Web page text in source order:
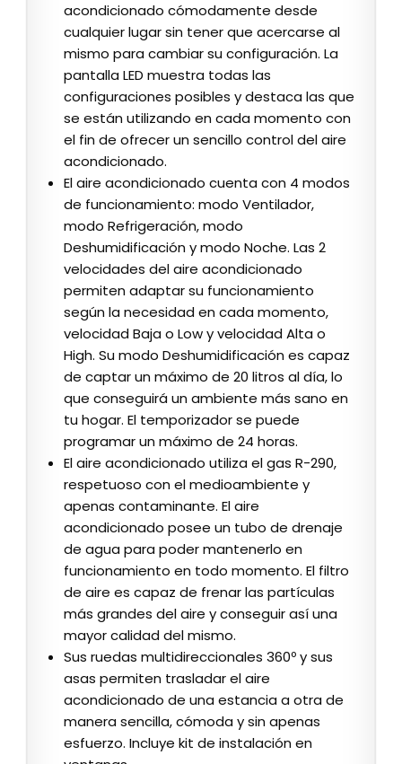
acondicionado cómodamente desde
cualquier lugar sin tener que acercarse al
mismo para cambiar su configuración. La
pantalla LED muestra todas las
configuraciones posibles y destaca las que
se están utilizando en cada momento con
el fin de ofrecer un sencillo control del aire
acondicionado.
El aire acondicionado cuenta con 4 modos
de funcionamiento: modo Ventilador,
modo Refrigeración, modo
Deshumidificación y modo Noche. Las 2
velocidades del aire acondicionado
permiten adaptar su funcionamiento
según la necesidad en cada momento,
velocidad Baja o Low y velocidad Alta o
High. Su modo Deshumidificación es capaz
de captar un máximo de 20 litros al día, lo
que conseguirá un ambiente más sano en
tu hogar. El temporizador se puede
programar un máximo de 24 horas.
El aire acondicionado utiliza el gas R-290,
respetuoso con el medioambiente y
apenas contaminante. El aire
acondicionado posee un tubo de drenaje
de agua para poder mantenerlo en
funcionamiento en todo momento. El filtro
de aire es capaz de frenar las partículas
más grandes del aire y conseguir así una
mayor calidad del mismo.
Sus ruedas multidireccionales 360º y sus
asas permiten trasladar el aire
acondicionado de una estancia a otra de
manera sencilla, cómoda y sin apenas
esfuerzo. Incluye kit de instalación en